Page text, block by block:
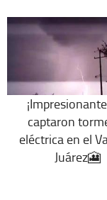
captaron
eléctrica en el
Juárez🎦